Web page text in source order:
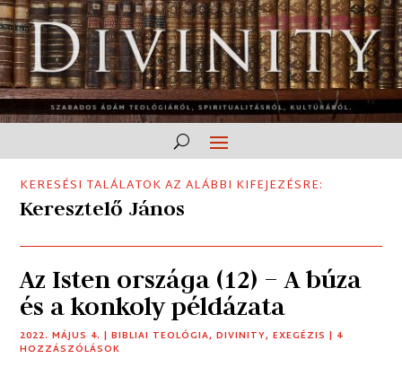
KERESÉSI TALÁLATOK AZ ALÁBBI KIFEJEZÉSRE:
Keresztelő János
Az Isten országa (12) – A búza
és a konkoly példázata
2022. MÁJUS 4. |BIBLIAI TEOLÓGIA,DIVINITY,EXEGÉZIS | 4
HOZZÁSZÓLÁSOK